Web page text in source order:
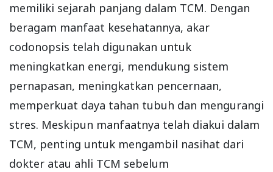
memiliki sejarah panjang dalam TCM. Dengan
beragam manfaat kesehatannya, akar
codonopsis telah digunakan untuk
meningkatkan energi, mendukung sistem
pernapasan, meningkatkan pencernaan,
memperkuat daya tahan tubuh dan mengurangi
stres. Meskipun manfaatnya telah diakui dalam
TCM, penting untuk mengambil nasihat dari
dokter atau ahli TCM sebelum